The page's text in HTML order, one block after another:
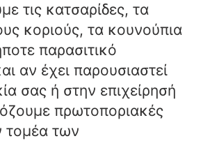
τις κατσαρίδες, τα
κοριούς, τα κουνούπια
παρασιτικό
αν έχει παρουσιαστεί
σας ή στην επιχείρησή
πρωτοποριακές
τομέα των